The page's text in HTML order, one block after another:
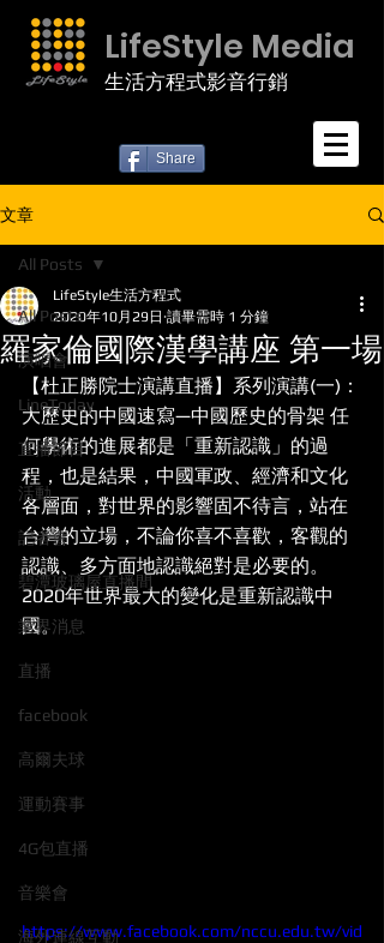
LifeStyle Media
生活方程式影音行銷
Share
文章
All Posts
演唱會
LineToday
直播節目
活動
記者會
碧潭玻璃屋直播間
業界消息
直播
facebook
高爾夫球
運動賽事
4G包直播
音樂會
海外連線互動
All Posts
羅家倫國際漢學講座 第一場
LifeStyle生活方程式
2020年10月29日 讀畢需時 1 分鐘
【杜正勝院士演講直播】系列演講(一)：
大歷史的中國速寫—中國歷史的骨架 任
何學術的進展都是「重新認識」的過
程，也是結果，中國軍政、經濟和文化
各層面，對世界的影響固不待言，站在
台灣的立場，不論你喜不喜歡，客觀的
認識、多方面地認識絕對是必要的。
2020年世界最大的變化是重新認識中
國。
https://www.facebook.com/nccu.edu.tw/vid